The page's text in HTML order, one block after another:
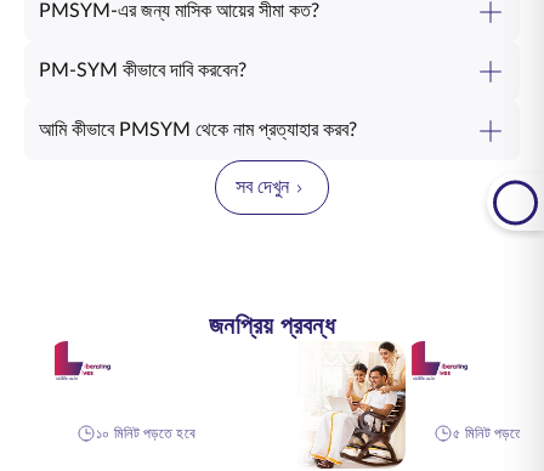
PMSYM-এর জন্য মাসিক আয়ের সীমা কত?
PM-SYM কীভাবে দাবি করবেন?
আমি কীভাবে PMSYM থেকে নাম প্রত্যাহার করব?
সব দেখুন
জনপ্রিয় প্রবন্ধ
১০ মিনিট পড়তে হবে ৫ মিনিট পড়তে